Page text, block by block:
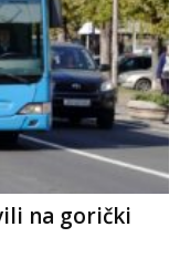
na gorički